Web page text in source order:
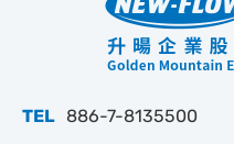
TEL 886-7-8135500